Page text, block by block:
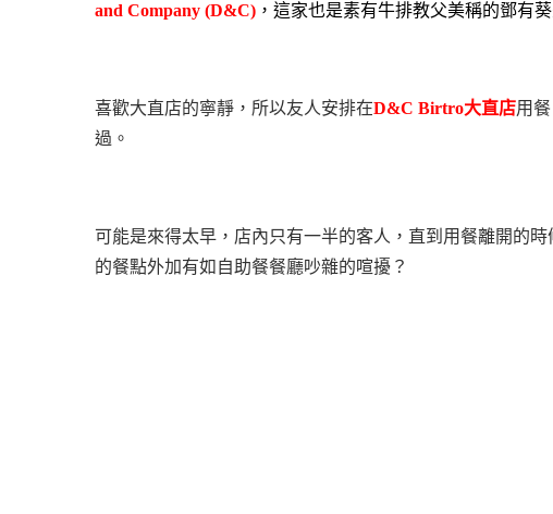
and Company (D&C) ，這家也是素有牛排教父美稱的鄧有
喜歡大直店的寧靜，所以友人安排在D&C Birtro大直店用
過。
可能是來得太早，店內只有一半的客人，直到用餐離開的
的餐點外加有如自助餐餐廳吵雜的喧擾？